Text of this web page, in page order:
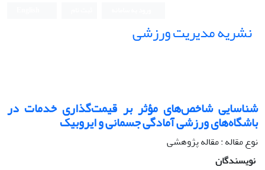
نشریه مدیریت ورزشی
شناسایی شاخص‌های مؤثر بر قیمت‌گذاری خدمات در
باشگاه‌های ورزشی آمادگی جسمانی و ایروبیک
نوع مقاله : مقاله پژوهشی
نویسندگان